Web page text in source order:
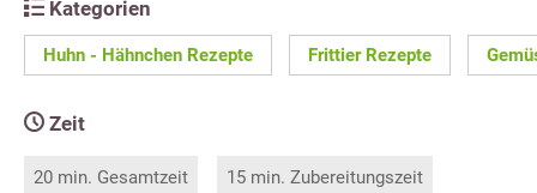
Kategorien
Huhn - Hähnchen Rezepte Frittier Rezepte
Zeit
20 min. Gesamtzeit 15 min. Zubereitungszeit